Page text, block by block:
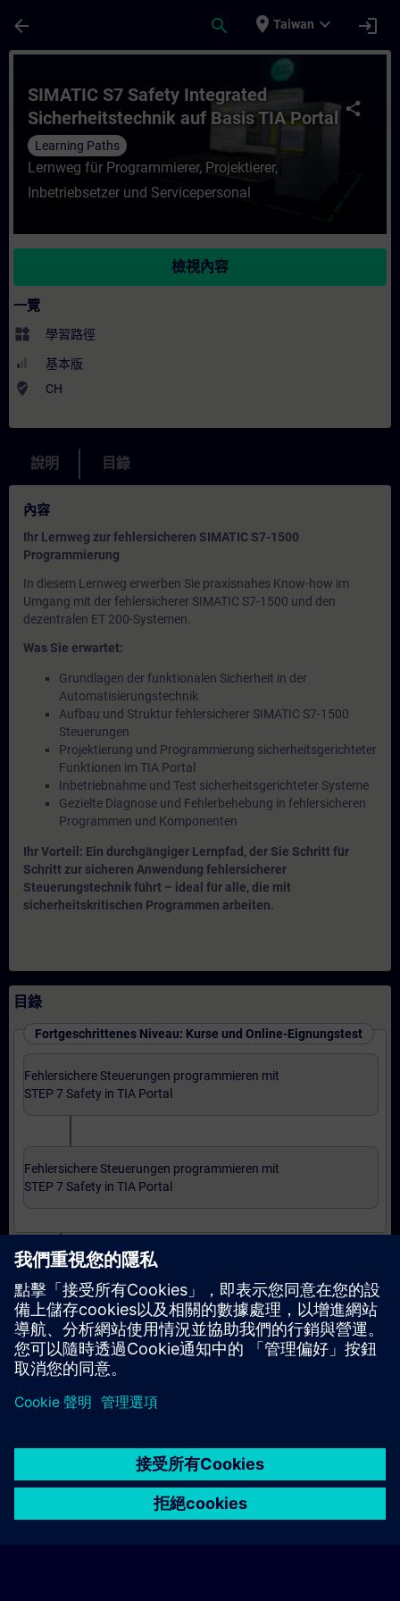
arrow_back search place Taiwan expand_more login
explore
課程 - SIMATIC S7 Safety Integrated
share
SIMATIC S7 Safety Integrated
Sicherheitstechnik auf Basis TIA Portal
Learning Paths
Lernweg für Programmierer, Projektierer,
Inbetriebsetzer und Servicepersonal
檢視內容
一覽
widgets 學習路徑
基本版
where_to_vote CH
說明 目錄
內容
Ihr Lernweg zur fehlersicheren SIMATIC S7-1500
Programmierung
In diesem Lernweg erwerben Sie praxisnahes Know-how im
Umgang mit der fehlersicherer SIMATIC S7-1500 und den
dezentralen ET 200-Systemen.
Was Sie erwartet:
Grundlagen der funktionalen Sicherheit in der
Automatisierungstechnik
Aufbau und Struktur fehlersicherer SIMATIC S7-1500
Steuerungen
Projektierung und Programmierung sicherheitsgerichteter
Funktionen im TIA Portal
Inbetriebnahme und Test sicherheitsgerichteter Systeme
Gezielte Diagnose und Fehlerbehebung in fehlersicheren
Programmen und Komponenten
Ihr Vorteil: Ein durchgängiger Lernpfad, der Sie Schritt für
Schritt zur sicheren Anwendung fehlersicherer
Steuerungstechnik führt – ideal für alle, die mit
sicherheitskritischen Programmen arbeiten.
目錄
Fortgeschrittenes Niveau: Kurse und Online-Eignungstest
Fehlersichere Steuerungen programmieren mit
STEP 7 Safety in TIA Portal
Fehlersichere Steuerungen programmieren mit
STEP 7 Safety in TIA Portal
Abschließende Zertifizierung
Siemens zertifizierte/r
Automatisierungstechniker/in für SIMATIC Safety
- Projektieren und Programmieren